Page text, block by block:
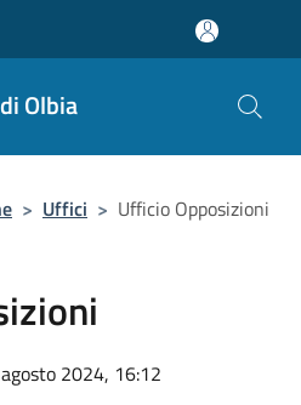
Olbia
> Uffici > Ufficio Opposizioni
2024, 16:12